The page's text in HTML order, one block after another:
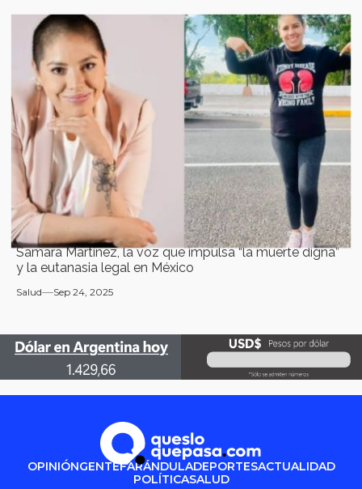
Samara Martínez, la voz que impulsa “la muerte digna”
y la eutanasia legal en México
Salud Sep 24, 2025
OPINIÓNGENTEFARÁNDULADEPORTESACTUALIDAD
POLÍTICASALUD